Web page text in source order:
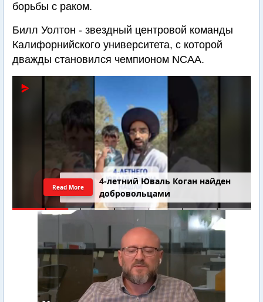
борьбы с раком.
Билл Уолтон - звездный центровой команды
Калифорнийского университета, с которой
дважды становился чемпионом NCAA.
4-летний Юваль Коган найден
добровольцами
Read More